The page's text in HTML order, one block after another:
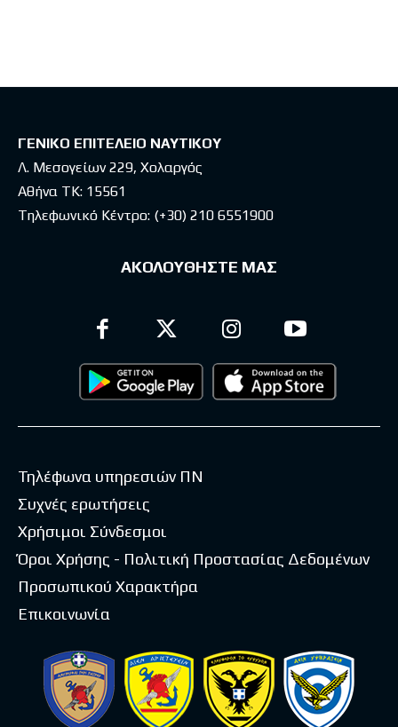
ΓΕΝΙΚΟ ΕΠΙΤΕΛΕΙΟ ΝΑΥΤΙΚΟΥ
Λ. Μεσογείων 229, Χολαργός
Αθήνα ΤΚ: 15561
Τηλεφωνικό Κέντρο: (+30) 210 6551900
ΑΚΟΛΟΥΘΗΣΤΕ ΜΑΣ
Τηλέφωνα υπηρεσιών ΠΝ
Συχνές ερωτήσεις
Χρήσιμοι Σύνδεσμοι
Όροι Χρήσης - Πολιτική Προστασίας Δεδομένων
Προσωπικού Χαρακτήρα
Επικοινωνία